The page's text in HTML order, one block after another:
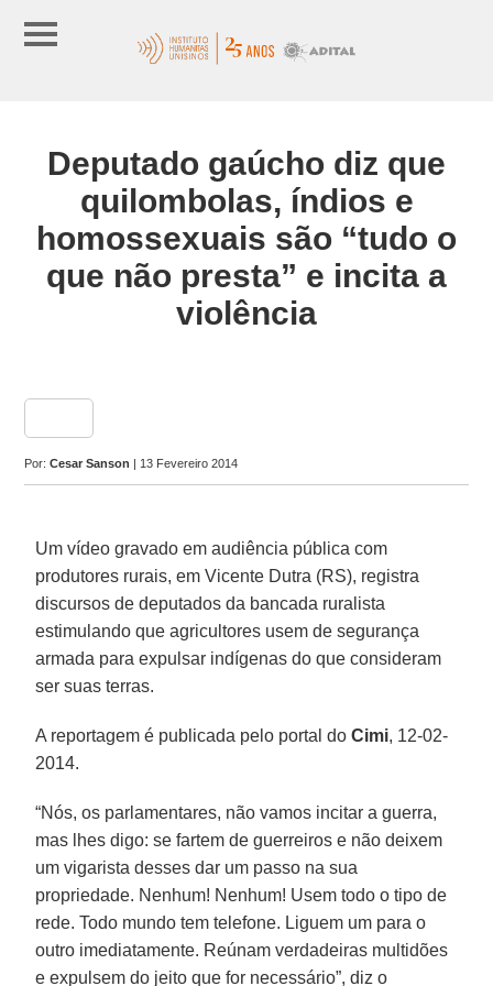
Deputado gaúcho diz que
quilombolas, índios e
homossexuais são “tudo o
que não presta” e incita a
violência
Por:Cesar Sanson | 13 Fevereiro 2014
Um vídeo gravado em audiência pública com
produtores rurais, em Vicente Dutra (RS), registra
discursos de deputados da bancada ruralista
estimulando que agricultores usem de segurança
armada para expulsar indígenas do que consideram
ser suas terras.
A reportagem é publicada pelo portal doCimi, 12-02-
2014.
“Nós, os parlamentares, não vamos incitar a guerra,
mas lhes digo: se fartem de guerreiros e não deixem
um vigarista desses dar um passo na sua
propriedade. Nenhum! Nenhum! Usem todo o tipo de
rede. Todo mundo tem telefone. Liguem um para o
outro imediatamente. Reúnam verdadeiras multidões
e expulsem do jeito que for necessário”, diz o